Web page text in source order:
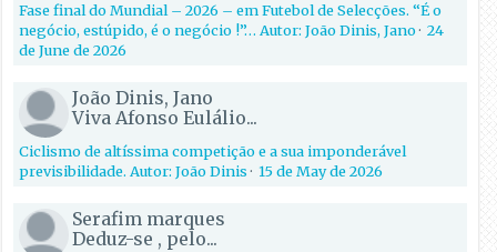
Fase final do Mundial – 2026 – em Futebol de Selecções. “É o
negócio, estúpido, é o negócio !”… Autor: João Dinis, Jano·24
de June de 2026
João Dinis, Jano
Viva Afonso Eulálio...
Ciclismo de altíssima competição e a sua imponderável
previsibilidade. Autor: João Dinis·15 de May de 2026
Serafim marques
Deduz-se , pelo...